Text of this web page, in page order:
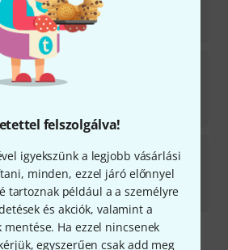
felszolgálva!
igyekszünk a legjobb vásárlási
minden, ezzel járó előnnyel
tartoznak például a a személyre
és akciók, valamint a
Ha ezzel nincsenek
egyszerűen csak add meg
szállítható
Ft
Emblem Trombone
7
szállítható
Ft
szállítás 79 000 Ft fölött